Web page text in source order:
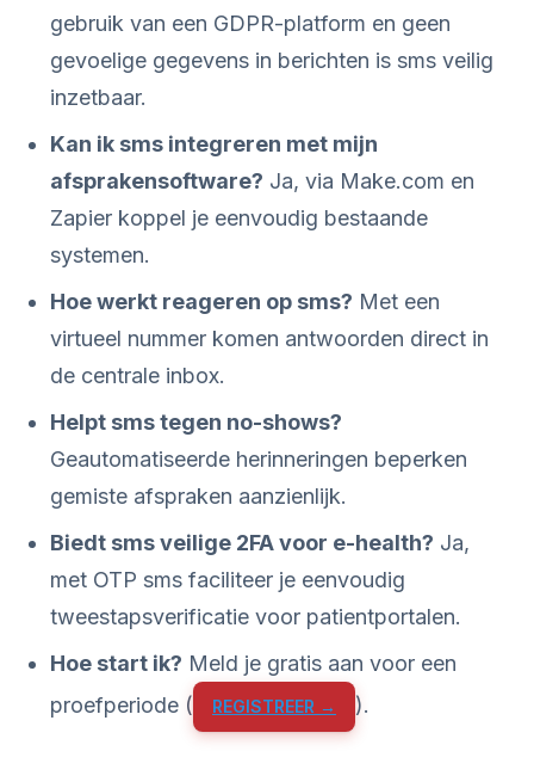
gebruik van een GDPR-platform en geen
gevoelige gegevens in berichten is sms veilig
inzetbaar.
Kan ik sms integreren met mijn
afsprakensoftware? Ja, via Make.com en
Zapier koppel je eenvoudig bestaande
systemen.
Hoe werkt reageren op sms? Met een
virtueel nummer komen antwoorden direct in
de centrale inbox.
Helpt sms tegen no-shows?
Geautomatiseerde herinneringen beperken
gemiste afspraken aanzienlijk.
Biedt sms veilige 2FA voor e-health? Ja,
met OTP sms faciliteer je eenvoudig
tweestapsverificatie voor patientportalen.
Hoe start ik? Meld je gratis aan voor een
proefperiode (
REGISTREER → ).